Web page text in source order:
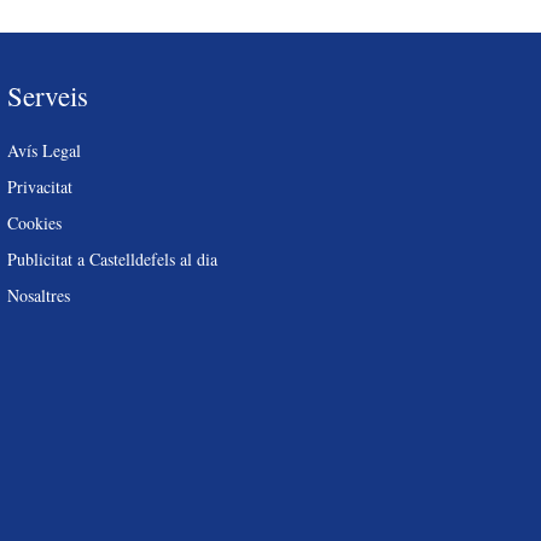
Serveis
Avís Legal
Privacitat
Cookies
Publicitat a Castelldefels al dia
Nosaltres